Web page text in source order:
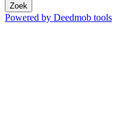
Zoek
Powered by Deedmob tools